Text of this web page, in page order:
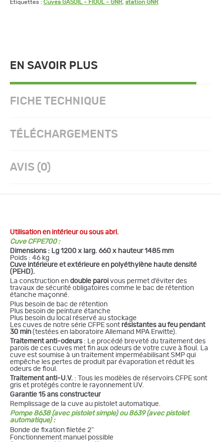
Étiquettes : Cuves GASOIL - FIOUL - GNR station GNR
EN SAVOIR PLUS
FICHE TECHNIQUE
TÉLÉCHARGEMENTS
AVIS (0)
Utilisation en intérieur ou sous abri.
Cuve CFPE700 :
Dimensions : Lg 1200 x larg. 660 x hauteur 1485 mm
Poids : 46 kg
Cuve intérieure et extérieure en polyéthylène haute densité
(PEHD).
La construction en double paroi vous permet d’éviter des
travaux de sécurité obligatoires comme le bac de rétention
étanche maçonné.
Plus besoin de bac de rétention
Plus besoin de peinture étanche
Plus besoin du local réservé au stockage
Les cuves de notre série CFPE sont résistantes au feu pendant
30 min (testées en laboratoire Allemand MPA Erwitte).
Traitement anti-odeurs : Le procédé breveté du traitement des
parois de ces cuves met fin aux odeurs de votre cuve à fioul. La
cuve est soumise à un traitement imperméabilisant SMP qui
empêche les pertes de produit par évaporation et réduit les
odeurs de fioul.
Traitement anti-U.V. : Tous les modèles de réservoirs CFPE sont
gris et protégés contre le rayonnement UV.
Garantie 15 ans constructeur
Remplissage de la cuve au pistolet automatique.
Pompe 8638 (avec pistolet simple) ou 8639 (avec pistolet
automatique) :
Bonde de fixation filetée 2″
Fonctionnement manuel possible